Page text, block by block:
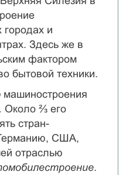
городах и
Здесь же в
фактором
бытовой техники.
машиностроения
Около ⅔ его
стран-
США,
отраслью
.